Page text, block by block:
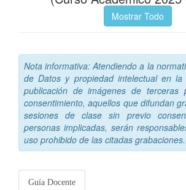
Mostrar Todo
Nota informativa: Atendiendo a la
de Datos y propiedad intelectual en
publicación de imágenes de terceras
consentimiento, aquellos que difundan
sesiones de clase sin previo
personas implicadas, serán
uso prohibido de las citadas grabaciones.
Guía Docente